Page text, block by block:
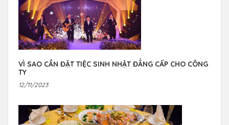
VÌ SAO CẦN ĐẶT TIỆC SINH NHẬT ĐẲNG CẤP CHO CÔNG
TY
12/11/2023